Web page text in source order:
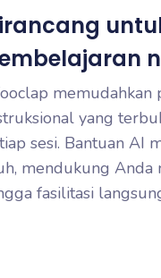
memudahkan
yang
sesi. Bantuan AI
mendukung Anda
fasilitasi